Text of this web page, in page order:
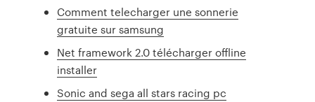
Comment telecharger une sonnerie
gratuite sur samsung
Net framework 2.0 télécharger offline
installer
Sonic and sega all stars racing pc